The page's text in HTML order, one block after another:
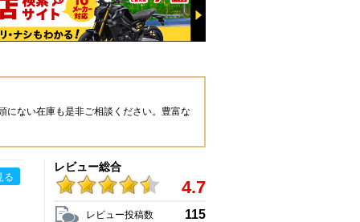
にない在庫も是非ご相談ください。豊富な
る
レビュー総合
4.7
レビュー投稿数 115